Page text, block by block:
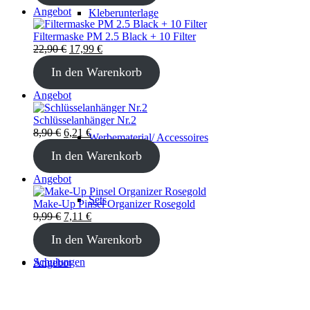
Kleberunterlage
Wimpernplatte
Werbematerial/ Accessoires
Sets
Schulungen
AngebotProdukt
im
Angebot
Filtermaske PM 2.5 Black + 10 Filter
22,90€ Ursprünglicher
war:
17,99 €Aktueller
ist:
In den Warenkorb
AngebotProdukt
im
Angebot
Schlüsselanhänger Nr.2
8,90€ Ursprünglicher
war:
6,21 €Aktueller
ist:
In den Warenkorb
AngebotProdukt
im
Angebot
Make-Up Pinsel Organizer Rosegold
9,99€ Ursprünglicher
war:
7,11 €Aktueller
ist:
In den Warenkorb
AngebotProdukt